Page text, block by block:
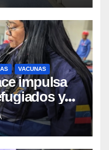
VACUNAS
impulsa
y
en